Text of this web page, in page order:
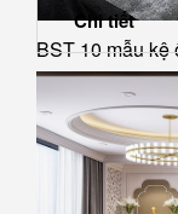
BST 10 mẫu kệ
Chi tiết